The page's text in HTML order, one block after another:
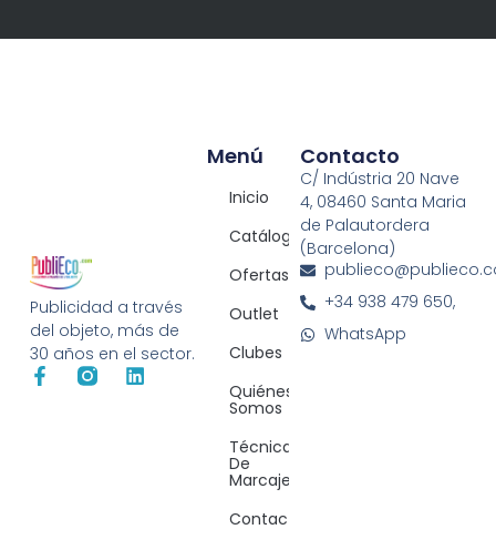
Publicidad a través
del objeto, más de
30 años en el sector.
Menú
Inicio
Catálogos
Ofertas
Outlet
Clubes
Quiénes
Somos
Técnicas
De
Marcaje
Contacto
Contacto
C/ Indústria 20 Nave
4, 08460 Santa Maria
de Palautordera
(Barcelona)
+34 938 479 650,
WhatsApp